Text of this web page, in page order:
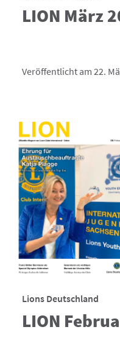
LION März
Veröffentlicht am 22.
Lions Deutschland
LION